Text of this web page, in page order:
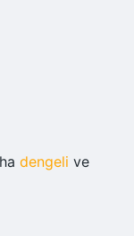
dengeli ve